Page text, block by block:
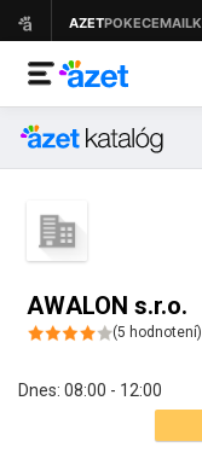
AWALON s.r.o.
(5 hodnotení)
Dnes: 08:00 - 12:00